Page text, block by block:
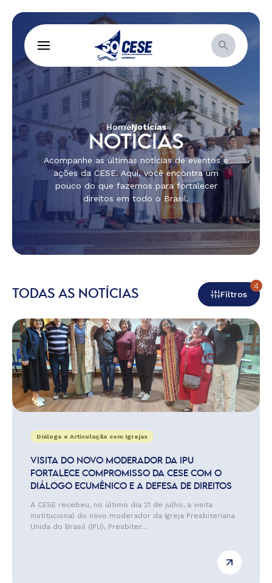
HomeNotícias
NOTÍCIAS
Acompanhe as últimas notícias de eventos e
ações da CESE. Aqui, você encontra um
pouco do que fazemos para fortalecer
direitos em todo o Brasil.
TODAS AS NOTÍCIAS Filtros
4
Diálogo e Articulação com Igrejas
VISITA DO NOVO MODERADOR DA IPU
FORTALECE COMPROMISSO DA CESE COM O
DIÁLOGO ECUMÊNICO E A DEFESA DE DIREITOS
A CESE recebeu, no último dia 21 de julho, a visita
institucional do novo moderador da Igreja Presbiteriana
Unida do Brasil (IPU), Presbíter...